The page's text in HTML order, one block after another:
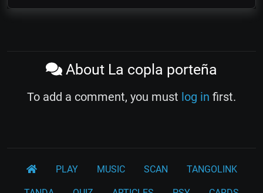
About La copla porteña
To add a comment, you must log in first.
PLAY MUSIC SCAN TANGOLINK